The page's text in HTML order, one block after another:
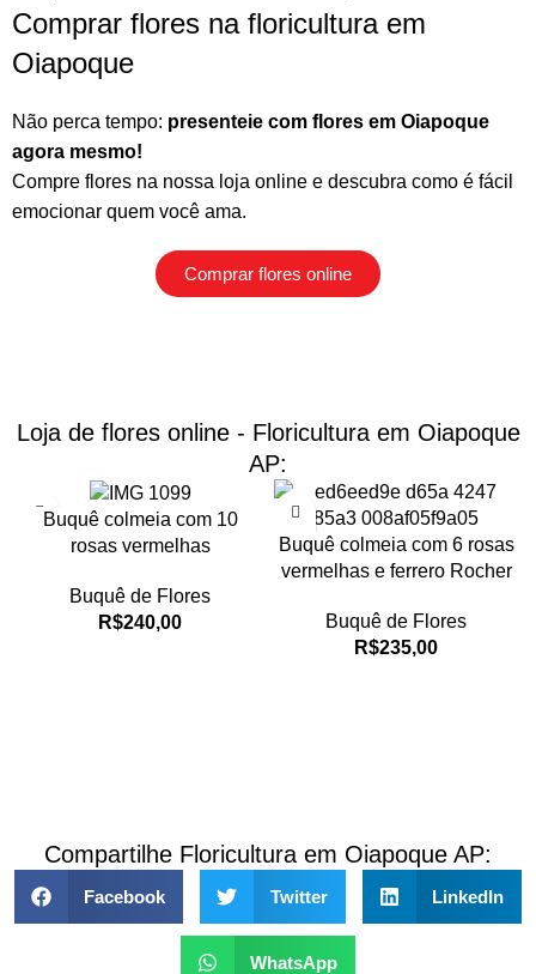
Comprar flores na floricultura em
Oiapoque
Não perca tempo: presenteie com flores em Oiapoque
agora mesmo!
Compre flores na nossa loja online e descubra como é fácil
emocionar quem você ama.
Comprar flores online
Loja de flores online - Floricultura em Oiapoque
AP:
Buquê colmeia com 10
rosas vermelhas
Buquê de Flores
R$240,00
Buquê colmeia com 6 rosas
vermelhas e ferrero Rocher
Buquê de Flores
R$235,00
Compartilhe Floricultura em Oiapoque AP:
Facebook Twitter LinkedIn
WhatsApp